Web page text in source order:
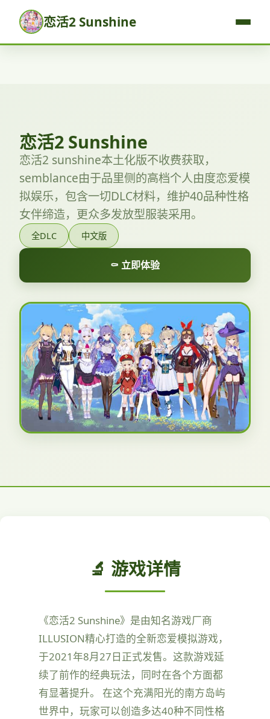
恋活2 Sunshine
恋活2 Sunshine
恋活2 sunshine本土化版不收费获取，
semblance由于品里侧的高档个人由度恋爱模
拟娱乐，包含一切DLC材料，维护40品种性格
女伴缔造，更众多发放型服装采用。
全DLC 中文版
⚰️ 立即体验
🔬 游戏详情
《恋活2 Sunshine》是由知名游戏厂商
ILLUSION精心打造的全新恋爱模拟游戏，
于2021年8月27日正式发售。这款游戏延
续了前作的经典玩法，同时在各个方面都
有显著提升。 在这个充满阳光的南方岛屿
世界中，玩家可以创造多达40种不同性格